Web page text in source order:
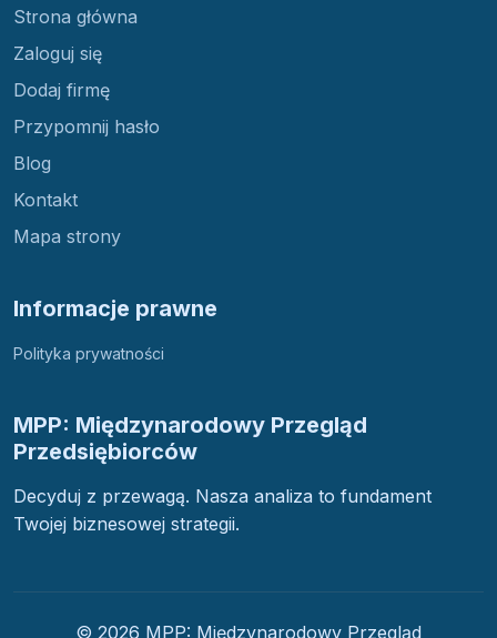
Strona główna
Zaloguj się
Dodaj firmę
Przypomnij hasło
Blog
Kontakt
Mapa strony
Informacje prawne
Polityka prywatności
MPP: Międzynarodowy Przegląd
Przedsiębiorców
Decyduj z przewagą. Nasza analiza to fundament
Twojej biznesowej strategii.
© 2026 MPP: Międzynarodowy Przegląd